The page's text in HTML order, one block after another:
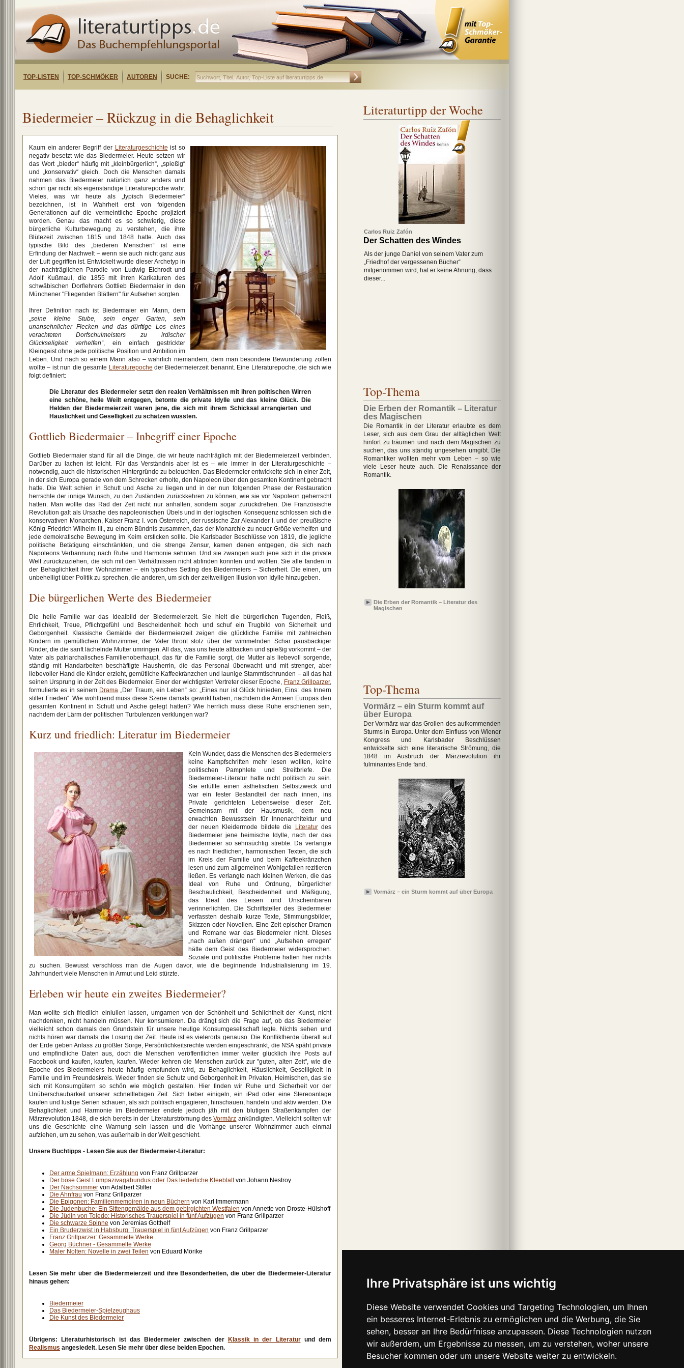
Ihre Privatsphäre ist uns wichtig
Diese Website verwendet Cookies und Targeting Technologien, um Ihnen
ein besseres Internet-Erlebnis zu ermöglichen und die Werbung, die Sie
sehen, besser an Ihre Bedürfnisse anzupassen. Diese Technologien nutzen
wir außerdem, um Ergebnisse zu messen, um zu verstehen, woher unsere
Besucher kommen oder um unsere Website weiter zu entwickeln.
TOP-LISTEN TOP-SCHMÖKER AUTOREN SUCHE:
Biedermeier – Rückzug in die Behaglichkeit
Kaum ein anderer Begriff der Literaturgeschichte ist so
negativ besetzt wie das Biedermeier. Heute setzen wir
das Wort „bieder“ häufig mit „kleinbürgerlich“, „spießig“
und „konservativ“ gleich. Doch die Menschen damals
nahmen das Biedermeier natürlich ganz anders und
schon gar nicht als eigenständige Literaturepoche wahr.
Vieles, was wir heute als „typisch Biedermeier“
bezeichnen, ist in Wahrheit erst von folgenden
Generationen auf die vermeintliche Epoche projiziert
worden. Genau das macht es so schwierig, diese
bürgerliche Kulturbewegung zu verstehen, die ihre
Blütezeit zwischen 1815 und 1848 hatte. Auch das
typische Bild des „biederen Menschen“ ist eine
Erfindung der Nachwelt – wenn sie auch nicht ganz aus
der Luft gegriffen ist. Entwickelt wurde dieser Archetyp in
der nachträglichen Parodie von Ludwig Eichrodt und
Adolf Kußmaul, die 1855 mit ihren Karikaturen des
schwäbischen Dorflehrers Gottlieb Biedermaier in den
Münchener "Fliegenden Blättern" für Aufsehen sorgten.
Ihrer Definition nach ist Biedermaier ein Mann, dem
„seine kleine Stube, sein enger Garten, sein
unansehnlicher Flecken und das dürftige Los eines
verachteten Dorfschulmeisters zu irdischer
Glückseligkeit verhelfen“, ein einfach gestrickter
Kleingeist ohne jede politische Position und Ambition im
Leben. Und nach so einem Mann also – wahrlich niemandem, dem man besondere Bewunderung zollen
wollte – ist nun die gesamte Literaturepoche der Biedermeierzeit benannt. Eine Literaturepoche, die sich wie
folgt definiert:
Die Literatur des Biedermeier setzt den realen Verhältnissen mit ihren politischen Wirren
eine schöne, heile Weilt entgegen, betonte die private Idylle und das kleine Glück. Die
Helden der Biedermeierzeit waren jene, die sich mit ihrem Schicksal arrangierten und
Häuslichkeit und Geselligkeit zu schätzen wussten.
Gottlieb Biedermaier – Inbegriff einer Epoche
Gottlieb Biedermaier stand für all die Dinge, die wir heute nachträglich mit der Biedermeierzeit verbinden.
Darüber zu lachen ist leicht. Für das Verständnis aber ist es – wie immer in der Literaturgeschichte –
notwendig, auch die historischen Hintergründe zu beleuchten. Das Biedermeier entwickelte sich in einer Zeit,
in der sich Europa gerade von dem Schrecken erholte, den Napoleon über den gesamten Kontinent gebracht
hatte. Die Welt schien in Schutt und Asche zu liegen und in der nun folgenden Phase der Restauration
herrschte der innige Wunsch, zu den Zuständen zurückkehren zu können, wie sie vor Napoleon geherrscht
hatten. Man wollte das Rad der Zeit nicht nur anhalten, sondern sogar zurückdrehen. Die Französische
Revolution galt als Ursache des napoleonischen Übels und in der logischen Konsequenz schlossen sich die
konservativen Monarchen, Kaiser Franz I. von Österreich, der russische Zar Alexander I. und der preußische
König Friedrich Wilhelm III., zu einem Bündnis zusammen, das der Monarchie zu neuer Größe verhelfen und
jede demokratische Bewegung im Keim ersticken sollte. Die Karlsbader Beschlüsse von 1819, die jegliche
politische Betätigung einschränkten, und die strenge Zensur, kamen denen entgegen, die sich nach
Napoleons Verbannung nach Ruhe und Harmonie sehnten. Und sie zwangen auch jene sich in die private
Welt zurückzuziehen, die sich mit den Verhältnissen nicht abfinden konnten und wollten. Sie alle fanden in
der Behaglichkeit ihrer Wohnzimmer – ein typisches Setting des Biedermeiers – Sicherheit. Die einen, um
unbehelligt über Politik zu sprechen, die anderen, um sich der zeitweiligen Illusion von Idylle hinzugeben.
Die bürgerlichen Werte des Biedermeier
Die heile Familie war das Idealbild der Biedermeierzeit. Sie hielt die bürgerlichen Tugenden, Fleiß,
Ehrlichkeit, Treue, Pflichtgefühl und Bescheidenheit hoch und schuf ein Trugbild von Sicherheit und
Geborgenheit. Klassische Gemälde der Biedermeierzeit zeigen die glückliche Familie mit zahlreichen
Kindern im gemütlichen Wohnzimmer, der Vater thront stolz über der wimmelnden Schar pausbackiger
Kinder, die die sanft lächelnde Mutter umringen. All das, was uns heute altbacken und spießig vorkommt – der
Vater als patriarchalisches Familienoberhaupt, das für die Familie sorgt, die Mutter als liebevoll sorgende,
ständig mit Handarbeiten beschäftigte Hausherrin, die das Personal überwacht und mit strenger, aber
liebevoller Hand die Kinder erzieht, gemütliche Kaffeekränzchen und launige Stammtischrunden – all das hat
seinen Ursprung in der Zeit des Biedermeier. Einer der wichtigsten Vertreter dieser Epoche, Franz Grillparzer,
formulierte es in seinem Drama „Der Traum, ein Leben“ so: „Eines nur ist Glück hinieden, Eins: des Innern
stiller Frieden“. Wie wohltuend muss diese Szene damals gewirkt haben, nachdem die Armeen Europas den
gesamten Kontinent in Schutt und Asche gelegt hatten? Wie herrlich muss diese Ruhe erschienen sein,
nachdem der Lärm der politischen Turbulenzen verklungen war?
Kurz und friedlich: Literatur im Biedermeier
Kein Wunder, dass die Menschen des Biedermeiers
keine Kampfschriften mehr lesen wollten, keine
politischen Pamphlete und Streitbriefe. Die
Biedermeier-Literatur hatte nicht politisch zu sein.
Sie erfüllte einen ästhetischen Selbstzweck und
war ein fester Bestandteil der nach innen, ins
Private gerichteten Lebensweise dieser Zeit.
Gemeinsam mit der Hausmusik, dem neu
erwachten Bewusstsein für Innenarchitektur und
der neuen Kleidermode bildete die
Literaturdes
Biedermeier jene heimische Idylle, nach der das
Biedermeier so sehnsüchtig strebte. Da verlangte
es nach friedlichen, harmonischen Texten, die sich
im Kreis der Familie und beim Kaffeekränzchen
lesen und zum allgemeinen Wohlgefallen rezitieren
ließen. Es verlangte nach kleinen Werken, die das
Ideal von Ruhe und Ordnung, bürgerlicher
Beschaulichkeit, Bescheidenheit und Mäßigung,
das Ideal des Leisen und Unscheinbaren
verinnerlichten. Die Schriftsteller des Biedermeier
verfassten deshalb kurze Texte, Stimmungsbilder,
Skizzen oder Novellen. Eine Zeit epischer Dramen
und Romane war das Biedermeier nicht. Dieses
„nach außen drängen“ und „Aufsehen erregen“
hätte dem Geist des Biedermeier widersprochen.
Soziale und politische Probleme hatten hier nichts
zu suchen. Bewusst verschloss man die Augen davor, wie die beginnende Industrialisierung im 19.
Jahrhundert viele Menschen in Armut und Leid stürzte.
Erleben wir heute ein zweites Biedermeier?
Man wollte sich friedlich einlullen lassen, umgarnen von der Schönheit und Schlichtheit der Kunst, nicht
nachdenken, nicht handeln müssen. Nur konsumieren. Da drängt sich die Frage auf, ob das Biedermeier
vielleicht schon damals den Grundstein für unsere heutige Konsumgesellschaft legte. Nichts sehen und
nichts hören war damals die Losung der Zeit. Heute ist es vielerorts genauso. Die Konfliktherde überall auf
der Erde geben Anlass zu größter Sorge, Persönlichkeitsrechte werden eingeschränkt, die NSA späht private
und empfindliche Daten aus, doch die Menschen veröffentlichen immer weiter glücklich ihre Posts auf
Facebook und kaufen, kaufen, kaufen. Wieder kehren die Menschen zurück zur "guten, alten Zeit", wie die
Epoche des Biedermeiers heute häufig empfunden wird, zu Behaglichkeit, Häuslichkeit, Geselligkeit in
Familie und im Freundeskreis. Wieder finden sie Schutz und Geborgenheit im Privaten, Heimischen, das sie
sich mit Konsumgütern so schön wie möglich gestalten. Hier finden wir Ruhe und Sicherheit vor der
Unüberschaubarkeit unserer schnelllebigen Zeit. Sich lieber einigeln, ein iPad oder eine Stereoanlage
kaufen und lustige Serien schauen, als sich politisch engagieren, hinschauen, handeln und aktiv werden. Die
Behaglichkeit und Harmonie im Biedermeier endete jedoch jäh mit den blutigen Straßenkämpfen der
Märzrevolution 1848, die sich bereits in der Literaturströmung desVormärz ankündigten. Vielleicht sollten wir
uns die Geschichte eine Warnung sein lassen und die Vorhänge unserer Wohnzimmer auch einmal
aufziehen, um zu sehen, was außerhalb in der Welt geschieht.
Unsere Buchtipps - Lesen Sie aus der Biedermeier-Literatur:
Der arme Spielmann: Erzählung von Franz Grillparzer
Der böse Geist Lumpazivagabundus oder Das liederliche Kleeblattvon Johann Nestroy
Der Nachsommer von Adalbert Stifter
Die Ahnfrau von Franz Grillparzer
Die Epigonen: Familienmemoiren in neun Büchern von Karl Immermann
Die Judenbuche: Ein Sittengemälde aus dem gebirgichten Westfalen von Annette von Droste-Hülshoff
Die Jüdin von Toledo: Historisches Trauerspiel in fünf Aufzügen von Franz Grillparzer
Die schwarze Spinne von Jeremias Gotthelf
Ein Bruderzwist in Habsburg: Trauerspiel in fünf Aufzügen von Franz Grillparzer
Franz Grillparzer: Gesammelte Werke
Georg Büchner - Gesammelte Werke
Maler Nolten: Novelle in zwei Teilen von Eduard Mörike
Lesen Sie mehr über die Biedermeierzeit und ihre Besonderheiten, die über die Biedermeier-Literatur
hinaus gehen:
Biedermeier
Das Biedermeier-Spielzeughaus
Die Kunst des Biedermeier
Übrigens: Literaturhistorisch ist das Biedermeier zwischen der Klassik in der Literaturund dem
Realismus angesiedelt. Lesen Sie mehr über diese beiden Epochen.
Literaturtipp der Woche
Carlos Ruiz Zafón
Der Schatten des Windes
Als der junge Daniel von seinem Vater zum
„Friedhof der vergessenen Bücher“
mitgenommen wird, hat er keine Ahnung, dass
dieser...
Top-Thema
Die Erben der Romantik – Literatur
des Magischen
Die Romantik in der Literatur erlaubte es dem
Leser, sich aus dem Grau der alltäglichen Welt
hinfort zu träumen und nach dem Magischen zu
suchen, das uns ständig ungesehen umgibt. Die
Romantiker wollten mehr vom Leben – so wie
viele Leser heute auch. Die Renaissance der
Romantik.
Die Erben der Romantik – Literatur des
Magischen
Top-Thema
Vormärz – ein Sturm kommt auf
über Europa
Der Vormärz war das Grollen des aufkommenden
Sturms in Europa. Unter dem Einfluss von Wiener
Kongress und Karlsbader Beschlüssen
entwickelte sich eine literarische Strömung, die
1848 im Ausbruch der Märzrevolution ihr
fulminantes Ende fand.
Vormärz – ein Sturm kommt auf über Europa